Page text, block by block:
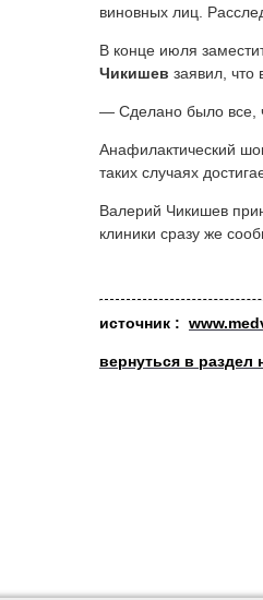
виновных лиц.
В конце июля
Чикишев заявил, что
— Сделано было все,
Анафилактический
таких случаях
Валерий Чикишев
клиники сразу же
источник :
вернуться в раздел